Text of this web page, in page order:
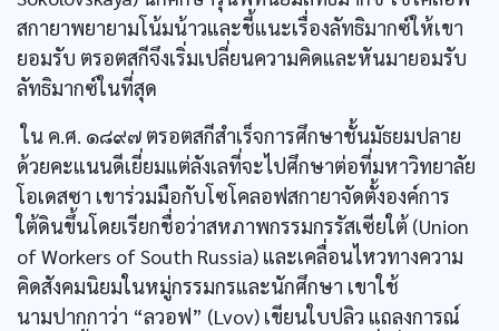
สกายาพยายามโน้มน้าวและชี้แนะเรื่องลัทธิมากซ์ให้เขา
ยอมรับ ตรอตสกีจึงเริ่มเปลี่ยนความคิดและหันมายอมรับ
ลัทธิมากซ์ในที่สุด
ใน ค.ศ. ๑๘๙๗ ตรอตสกีสำเร็จการศึกษาชั้นมัธยมปลาย
ด้วยคะแนนดีเยี่ยมแต่ลังเลที่จะไปศึกษาต่อที่มหาวิทยาลัย
โอเดสซา เขาร่วมมือกับโซโคลอฟสกายาจัดตั้งองค์การ
ใต้ดินขึ้นโดยเรียกชื่อว่าสหภาพกรรมกรรัสเซียใต้ (Union
of Workers of South Russia) และเคลื่อนไหวทางความ
คิดสังคมนิยมในหมู่กรรมกรและนักศึกษา เขาใช้
นามปากกาว่า “ลวอฟ” (Lvov) เขียนใบปลิว แถลงการณ์